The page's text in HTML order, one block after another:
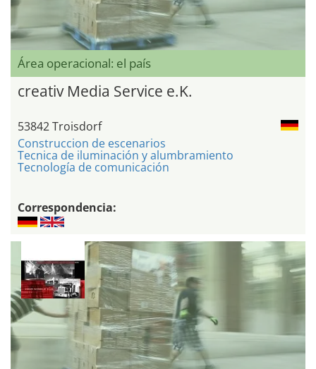
Área operacional: el país
creativ Media Service e.K.
53842 Troisdorf
Construccion de escenarios
Tecnica de iluminación y alumbramiento
Tecnología de comunicación
Correspondencia: